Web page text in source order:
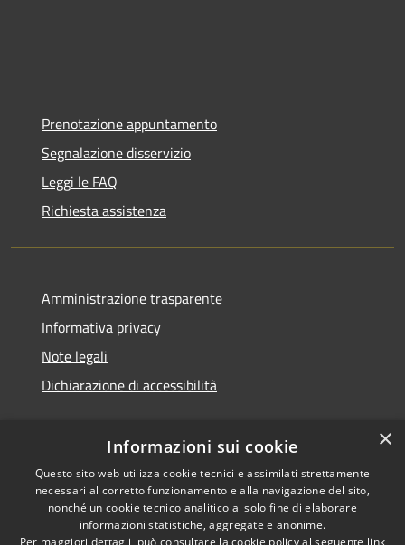
Prenotazione appuntamento
Segnalazione disservizio
Leggi le FAQ
Richiesta assistenza
Amministrazione trasparente
Informativa privacy
Note legali
Dichiarazione di accessibilità
RSS Copyright © 2026 • Comune di
×
Informazioni sui cookie
Questo sito web utilizza cookie tecnici e assimilati strettamente
necessari al corretto funzionamento e alla navigazione del sito,
nonché un cookie tecnico analitico al solo fine di elaborare
informazioni statistiche, aggregate e anonime.
Per maggiori dettagli, può consultare la cookie policy al seguente link